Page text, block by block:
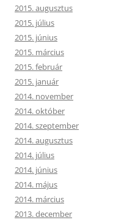
2015. augusztus
2015. július
2015. június
2015. március
2015. február
2015. január
2014. november
2014. október
2014. szeptember
2014. augusztus
2014. július
2014. június
2014. május
2014. március
2013. december